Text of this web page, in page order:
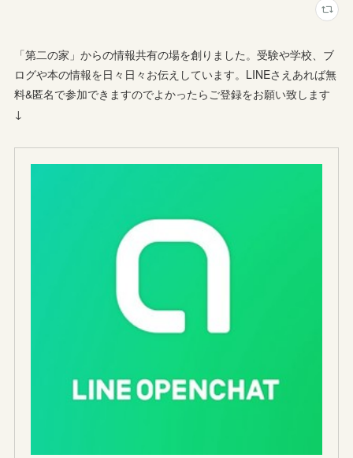
「第二の家」からの情報共有の場を創りました。受験や学校、ブ
ログや本の情報を日々日々お伝えしています。LINEさえあれば無
料&匿名で参加できますのでよかったらご登録をお願い致します
↓